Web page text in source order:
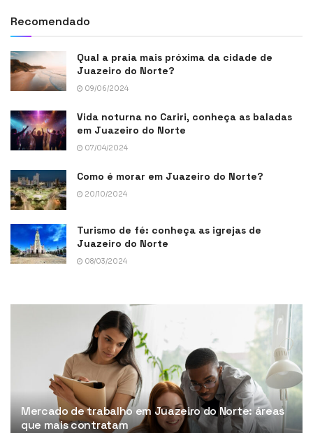
Recomendado
Qual a praia mais próxima da cidade de
Juazeiro do Norte?
09/06/2024
Vida noturna no Cariri, conheça as baladas
em Juazeiro do Norte
07/04/2024
Como é morar em Juazeiro do Norte?
20/10/2024
Turismo de fé: conheça as igrejas de
Juazeiro do Norte
08/03/2024
Mercado de trabalho em Juazeiro do Norte: áreas
que mais contratam